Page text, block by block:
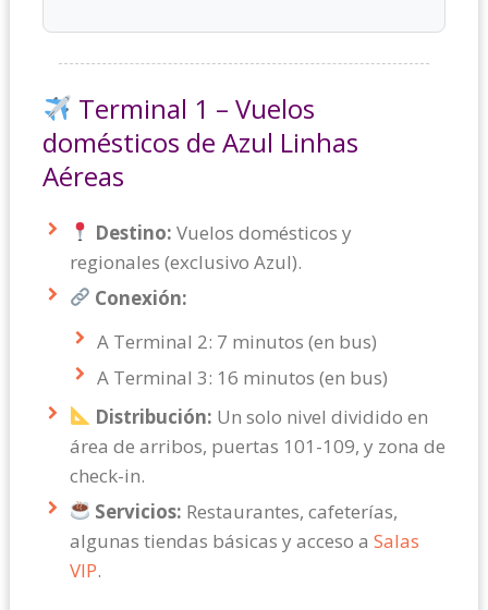
Terminal 1 – Vuelos
domésticos de Azul Linhas
Aéreas
Destino: Vuelos domésticos y
regionales (exclusivo Azul).
Conexión:
A Terminal 2: 7 minutos (en bus)
A Terminal 3: 16 minutos (en bus)
Distribución: Un solo nivel dividido en
área de arribos, puertas 101-109, y zona de
check-in.
Servicios: Restaurantes, cafeterías,
algunas tiendas básicas y acceso a Salas
VIP.